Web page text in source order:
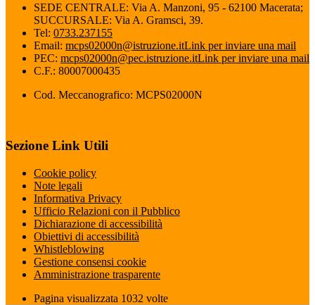
SEDE CENTRALE: Via A. Manzoni, 95 - 62100 Macerata;
SUCCURSALE: Via A. Gramsci, 39.
Tel: 0733.237155
Email: mcps02000n@istruzione.itLink per inviare una mail
PEC: mcps02000n@pec.istruzione.itLink per inviare una mail
C.F.: 80007000435
Cod. Meccanografico: MCPS02000N
Sezione Link Utili
Cookie policy
Note legali
Informativa Privacy
Ufficio Relazioni con il Pubblico
Dichiarazione di accessibilità
Obiettivi di accessibilità
Whistleblowing
Gestione consensi cookie
Amministrazione trasparente
Pagina visualizzata 1032 volte